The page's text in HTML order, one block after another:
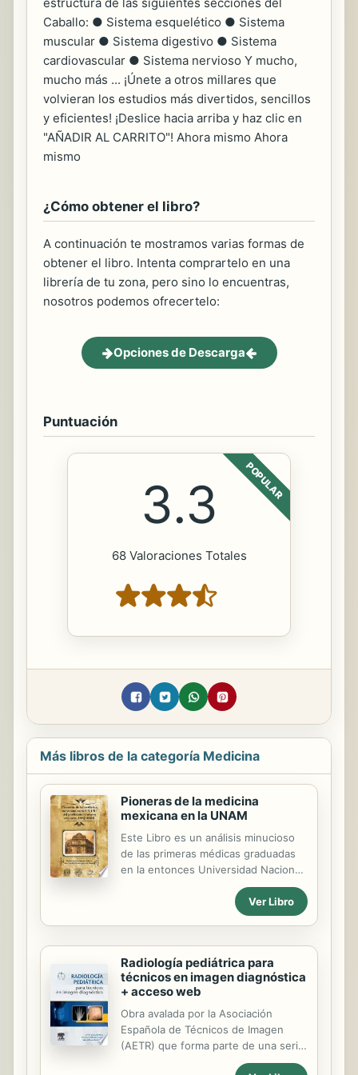
estructura de las siguientes secciones del
Caballo: ● Sistema esquelético ● Sistema
muscular ● Sistema digestivo ● Sistema
cardiovascular ● Sistema nervioso Y mucho,
mucho más ... ¡Únete a otros millares que
volvieran los estudios más divertidos, sencillos
y eficientes! ¡Deslice hacia arriba y haz clic en
"AÑADIR AL CARRITO"! Ahora mismo Ahora
mismo
¿Cómo obtener el libro?
A continuación te mostramos varias formas de
obtener el libro. Intenta comprartelo en una
librería de tu zona, pero sino lo encuentras,
nosotros podemos ofrecertelo:
Opciones de Descarga
Puntuación
POPULAR
3.3
68 Valoraciones Totales
Más libros de la categoría Medicina
Pioneras de la medicina
mexicana en la UNAM
Este Libro es un análisis minucioso
de las primeras médicas graduadas
en la entonces Universidad Nacional
de México. Esta investigación
persiguió localizary estudiar en su
fase de estudiantes, a las pioneras
ha especulado acerca de las
primeras médicas mexicanas, pero
con certeza nadie había precisado
cuantas y quienes fueron, revisando
su desempeño yexaminando los
problemas con los que se vieron
confrontadas hasta la obtenciónde
Ver Libro
Radiología pediátrica para
técnicos en imagen diagnóstica
+ acceso web
Obra avalada por la Asociación
Española de Técnicos de Imagen
(AETR) que forma parte de una serie
de títulos monográficos que